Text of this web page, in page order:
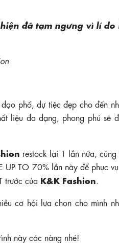
đã tạm ngưng vì lí do
phố, dự tiệc đẹp cho đến
liệu đa dạng, phong phú sẽ
restock lại 1 lần nữa, cũng
UP TO 70% lần này để phục
trước của K&K Fashion
cơ hội lựa chọn cho mình
này các nàng nhé!